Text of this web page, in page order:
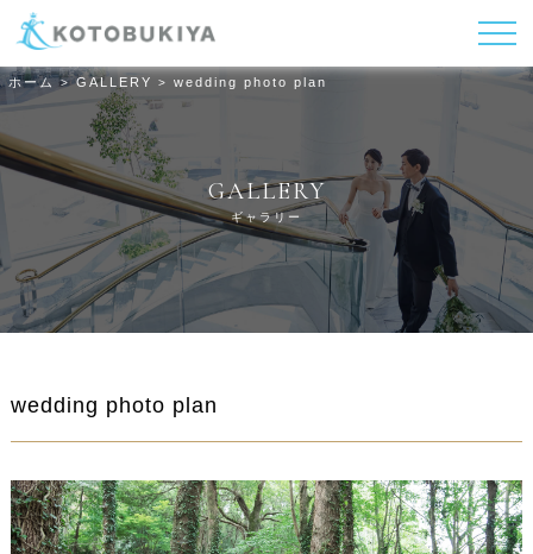
ホーム >GALLERY > wedding photo plan
GALLERY
ギャラリー
wedding photo plan